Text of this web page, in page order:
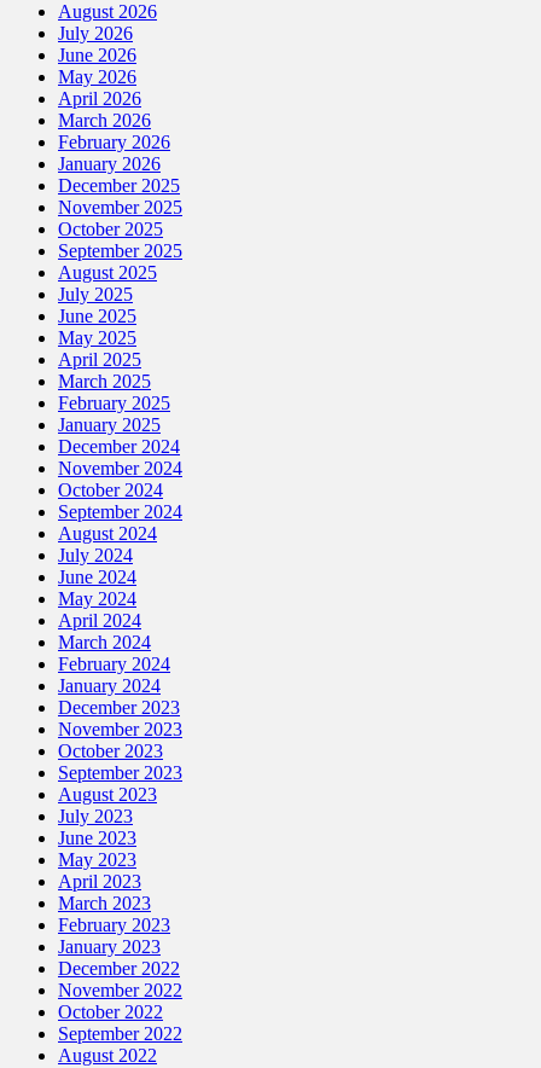
August 2026
July 2026
June 2026
May 2026
April 2026
March 2026
February 2026
January 2026
December 2025
November 2025
October 2025
September 2025
August 2025
July 2025
June 2025
May 2025
April 2025
March 2025
February 2025
January 2025
December 2024
November 2024
October 2024
September 2024
August 2024
July 2024
June 2024
May 2024
April 2024
March 2024
February 2024
January 2024
December 2023
November 2023
October 2023
September 2023
August 2023
July 2023
June 2023
May 2023
April 2023
March 2023
February 2023
January 2023
December 2022
November 2022
October 2022
September 2022
August 2022